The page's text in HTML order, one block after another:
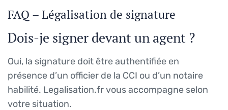
FAQ – Légalisation de signature
Dois-je signer devant un agent ?
Oui, la signature doit être authentifiée en
présence d’un officier de la CCI ou d’un notaire
habilité. Legalisation.fr vous accompagne selon
votre situation.